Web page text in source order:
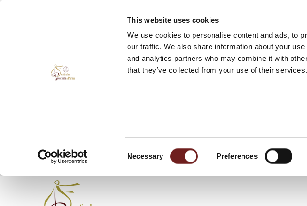
This website uses cookies
We use cookies to personalise content and ads, to
our traffic. We also share information about your
and analytics partners who may combine it with
that they’ve collected from your use of their
Necessary Preferences